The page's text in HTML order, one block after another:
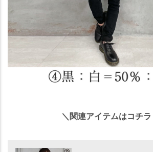
＼関連アイテムはコチラ